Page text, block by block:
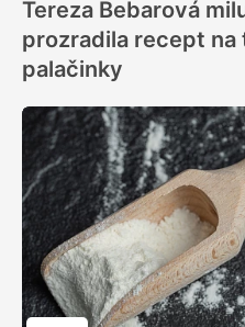
Tereza Bebarová
prozradila recept na
palačinky